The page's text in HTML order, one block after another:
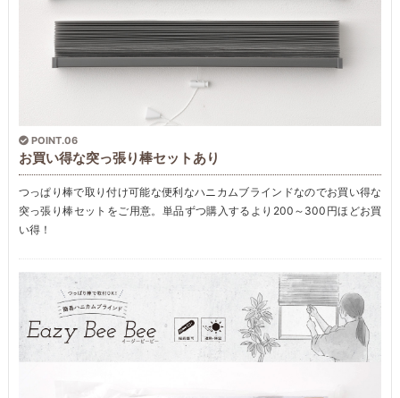
POINT.06
お買い得な突っ張り棒セットあり
つっぱり棒で取り付け可能な便利なハニカムブラインドなのでお買い得な
突っ張り棒セットをご用意。単品ずつ購入するより200～300円ほどお買
い得！